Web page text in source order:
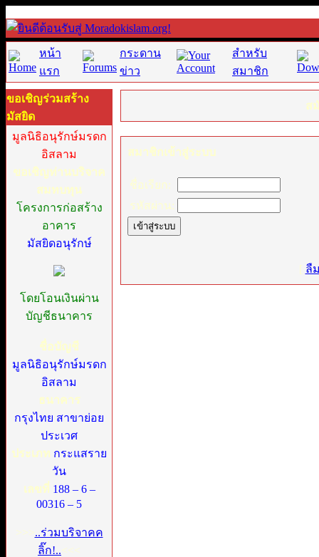
หน้า
แรก
กระดาน
ข่าว
สำหรับ
สมาชิก
ขอเชิญร่วมสร้าง
มัสยิด
มูลนิธิอนุรักษ์มรดก
อิสลาม
ขอเชิญท่านบริจาค
สมทบทุน
โครงการก่อสร้าง
อาคาร
มัสยิดอนุรักษ์
โดยโอนเงินผ่าน
บัญชีธนาคาร
ชื่อบัญชี
มูลนิธิอนุรักษ์มรดก
อิสลาม
ธนาคาร
กรุงไทย สาขาย่อย
ประเวศ
ประเภท กระแสราย
วัน
เลขที่ 188 – 6 –
00316 – 5
>>>..ร่วมบริจาคค
ลิ๊ก!..<<<
ส
สมาชิกเข้าสู่ระบบ
ชื่อเรียก:
รหัสผ่าน:
[ ลื